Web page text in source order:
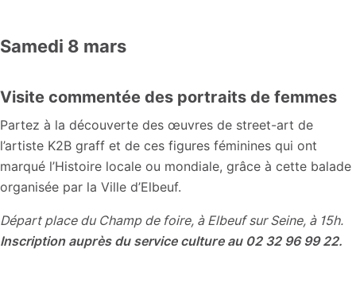
Samedi 8 mars
Visite commentée des portraits de femmes
Partez à la découverte des œuvres de street-art de
l’artiste K2B graff et de ces figures féminines qui ont
marqué l’Histoire locale ou mondiale, grâce à cette balade
organisée par la Ville d’Elbeuf.
Départ place du Champ de foire, à Elbeuf sur Seine, à 15h.
Inscription auprès du service culture au 02 32 96 99 22.